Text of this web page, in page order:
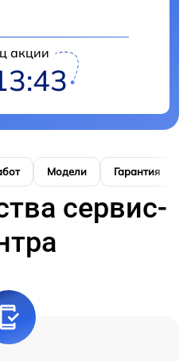
акции
Модели Гарантия
сервис-